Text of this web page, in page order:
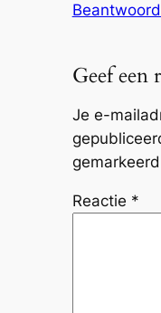
Geef een
Je e-
Reactie *